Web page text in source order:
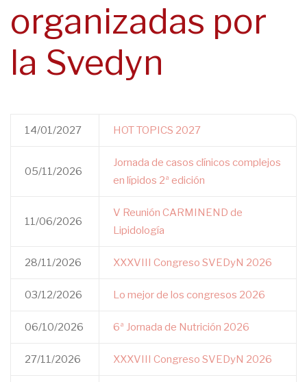
navegación
organizadas por
la Svedyn
14/01/2027 HOT TOPICS 2027
05/11/2026
Jornada de casos clínicos complejos
en lípidos 2ª edición
11/06/2026
V Reunión CARMINEND de
Lipidología
28/11/2026 XXXVIII Congreso SVEDyN 2026
03/12/2026 Lo mejor de los congresos 2026
06/10/2026 6ª Jornada de Nutrición 2026
27/11/2026 XXXVIII Congreso SVEDyN 2026